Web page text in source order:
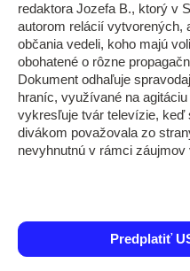
redaktora Jozefa B., ktorý v
autorom relácií vytvorených,
občania vedeli, koho majú
obohatené o rôzne
Dokument odhaľuje
hraníc, využívané na
vykresľuje tvár televízie, keď
divákom považovala zo
nevyhnutnú v rámci záujmov
Predplatiť